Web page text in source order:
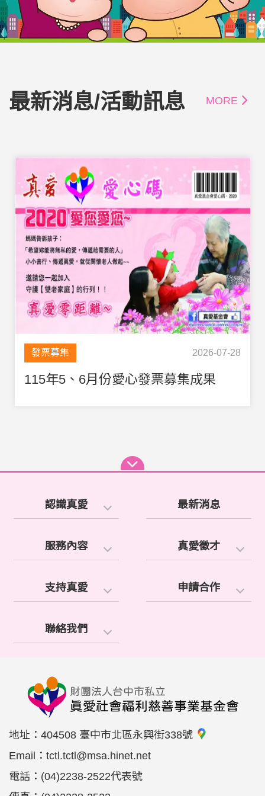
最新消息/活動訊息 MORE
發票募集 2026-07-28
115年5、6月份愛心發票募集成果
認識真愛 最新消息
服務內容 真愛徵才
支持真愛 申請合作
聯絡我們
地址： 404508 臺中市北區永興街338號
Email： tctl.tctl@msa.hinet.net
電話： (04)2238-2522代表號